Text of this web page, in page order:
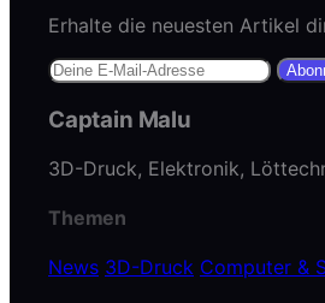
Erhalte die neuesten Artikel
Captain Malu
3D-Druck, Elektronik,
Themen
News 3D-Druck Computer &